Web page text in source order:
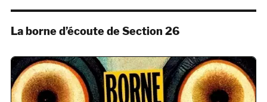
La borne d’écoute de Section 26